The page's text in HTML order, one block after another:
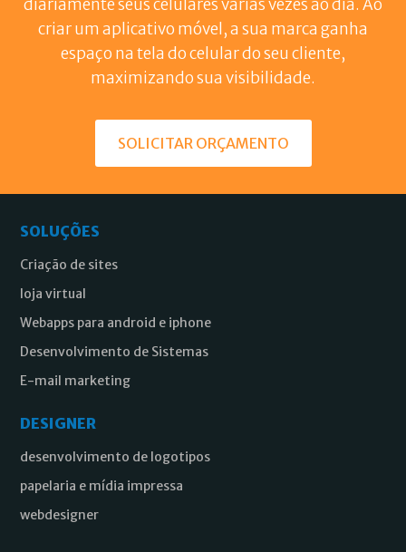
diariamente seus celulares varias vezes ao dia. Ao
criar um aplicativo móvel, a sua marca ganha
espaço na tela do celular do seu cliente,
maximizando sua visibilidade.
SOLICITAR ORÇAMENTO
SOLUÇÕES
Criação de sites
loja virtual
Webapps para android e iphone
Desenvolvimento de Sistemas
E-mail marketing
DESIGNER
desenvolvimento de logotipos
papelaria e mídia impressa
webdesigner